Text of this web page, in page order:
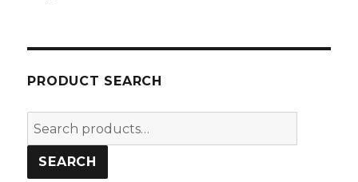
PRODUCT SEARCH
Search
for:
SEARCH